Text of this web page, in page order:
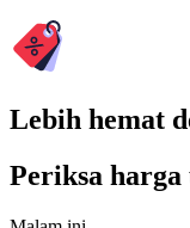
Lebih hemat
Periksa